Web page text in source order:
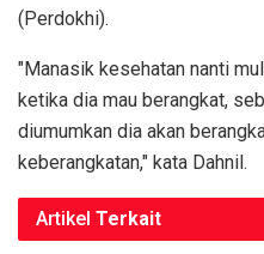
(Perdokhi).
"Manasik kesehatan nanti
ketika dia mau berangkat,
diumumkan dia akan
keberangkatan," kata Dahnil.
Artikel Terkait